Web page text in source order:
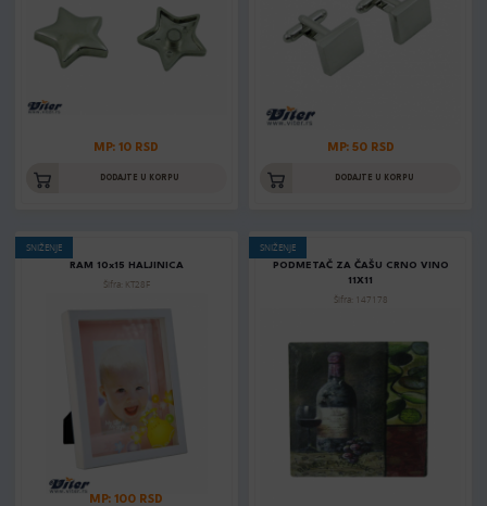
MP: 10 RSD
DODAJTE U KORPU
MP: 50 RSD
DODAJTE U KORPU
SNIŽENJE
RAM 10x15 HALJINICA
Šifra: KT28F
MP: 100 RSD
SNIŽENJE
PODMETAČ ZA ČAŠU CRNO VINO
11X11
Šifra: 147178